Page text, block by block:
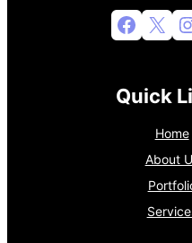
Facebook X
Quick
Home
About